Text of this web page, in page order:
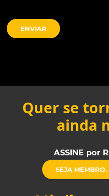
ENVIAR
Quer se
ainda
ASSINE por
SEJA MEMBRO.